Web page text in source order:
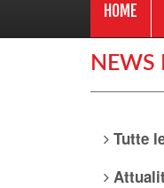
HOME
NEWS
Tutte